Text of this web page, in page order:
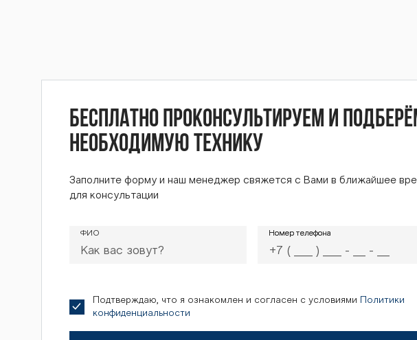
BTZ-251К
252К BTZ-
/ BTZ-
Бесплатно проконсультируем и
необходимую технику
Заполните форму и наш менеджер свяжется с Вами в ближайшее
для консультации
ФИО Номер телефона
Номер телефона
Подтверждаю, что я ознакомлен и согласен с условиями
Политики
конфиденциальности